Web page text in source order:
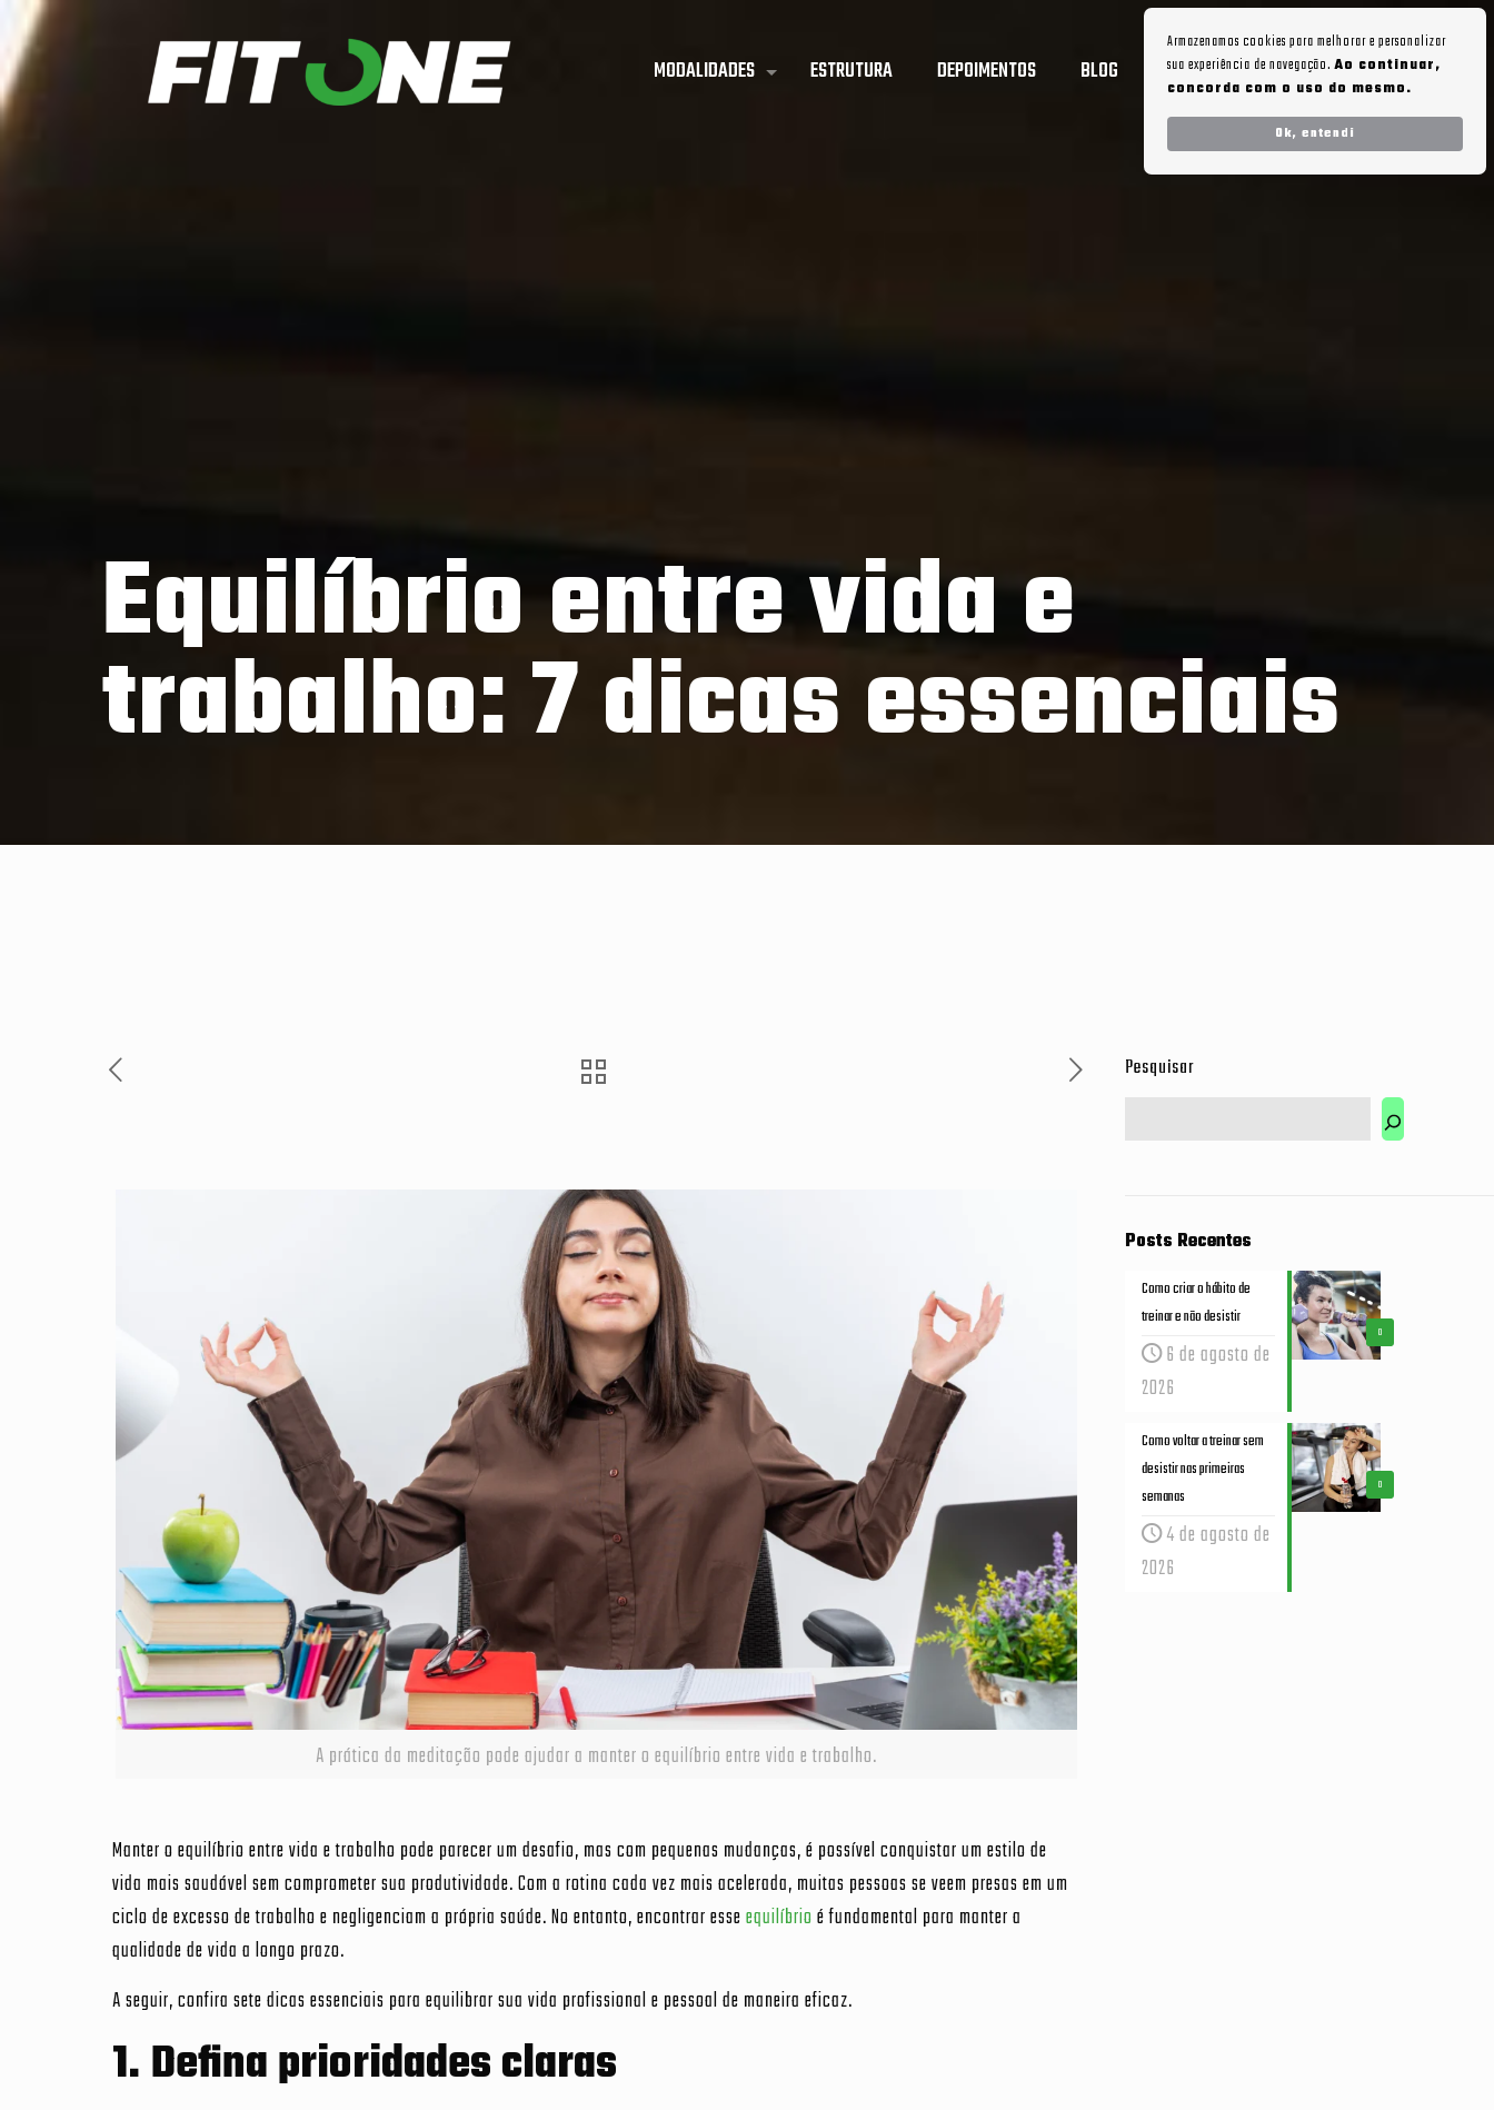
Armazenamos cookies para melhorar e personalizar
sua experiência de navegação. Ao continuar,
concorda com o uso do mesmo.
Ok, entendi
MODALIDADES ESTRUTURA DEPOIMENTOS BLOG AGENDE UMA VISITA
Equilíbrio entre vida e
trabalho: 7 dicas essenciais
A prática da meditação pode ajudar a manter o equilíbrio entre vida e trabalho.
Manter o equilíbrio entre vida e trabalho pode parecer um desafio, mas com pequenas mudanças, é possível conquistar um estilo de
vida mais saudável sem comprometer sua produtividade. Com a rotina cada vez mais acelerada, muitas pessoas se veem presas em um
ciclo de excesso de trabalho e negligenciam a própria saúde. No entanto, encontrar esseequilíbrioé fundamental para manter a
qualidade de vida a longo prazo.
A seguir, confira sete dicas essenciais para equilibrar sua vida profissional e pessoal de maneira eficaz.
1. Defina prioridades claras
Pesquisar
Posts Recentes
0
Como criar o hábito de
treinar e não desistir
6 de agosto de
2026
0
Como voltar a treinar sem
desistir nas primeiras
semanas
4 de agosto de
2026